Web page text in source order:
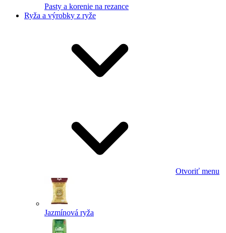
Pasty a korenie na rezance
Ryža a výrobky z ryže
Otvoriť menu
Jazmínová ryža